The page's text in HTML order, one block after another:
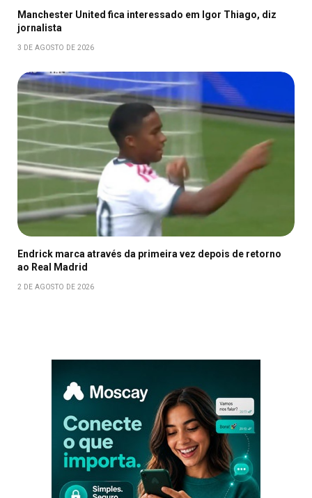
Manchester United fica interessado em Igor Thiago, diz
jornalista
3 DE AGOSTO DE 2026
Endrick marca através da primeira vez depois de retorno
ao Real Madrid
2 DE AGOSTO DE 2026